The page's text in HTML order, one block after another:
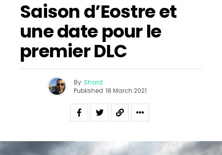
Saison d’Eostre et
une date pour le
premier DLC
By Shard
Published 18 March 2021
Whatsapp
Email